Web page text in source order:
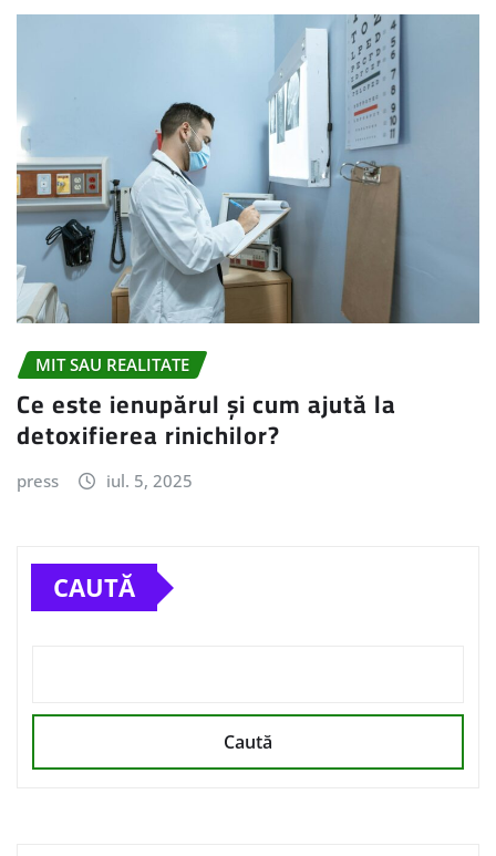
MIT SAU REALITATE
Ce este ienupărul și cum ajută la
detoxifierea rinichilor?
press iul. 5, 2025
CAUTĂ
Caută